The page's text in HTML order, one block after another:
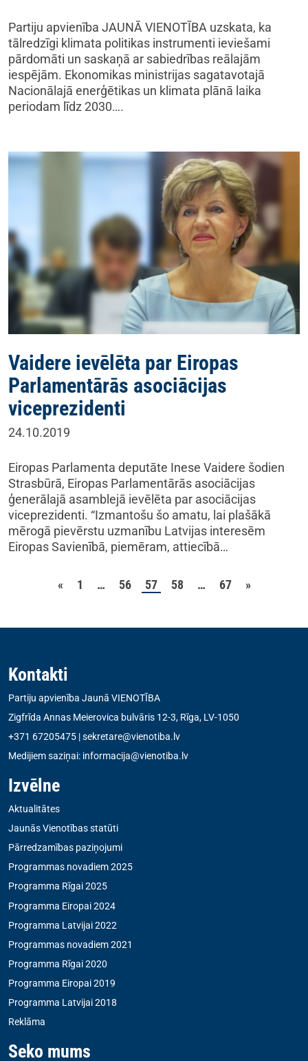
Partiju apvienība JAUNĀ VIENOTĪBA uzskata, ka
tālredzīgi klimata politikas instrumenti ieviešami
pārdomāti un saskaņā ar sabiedrības reālajām
iespējām. Ekonomikas ministrijas sagatavotajā
Nacionālajā enerģētikas un klimata plānā laika
periodam līdz 2030….
Vaidere ievēlēta par Eiropas
Parlamentārās asociācijas
viceprezidenti
24.10.2019
Eiropas Parlamenta deputāte Inese Vaidere šodien
Strasbūrā, Eiropas Parlamentārās asociācijas
ģenerālajā asamblejā ievēlēta par asociācijas
viceprezidenti. “Izmantošu šo amatu, lai plašākā
mērogā pievērstu uzmanību Latvijas interesēm
Eiropas Savienībā, piemēram, attiecībā…
Ziņu numerācija pēc
« 1 … 56 57 58 … 67 »
Kontakti
Partiju apvienība Jaunā VIENOTĪBA
Zigfrīda Annas Meierovica bulvāris 12-3, Rīga, LV-1050
+371 67205475 |sekretare@vienotiba.lv
Medijiem saziņai: informacija@vienotiba.lv
Izvēlne
Aktualitātes
Jaunās Vienotības statūti
Pārredzamības paziņojumi
Programmas novadiem 2025
Programma Rīgai 2025
Programma Eiropai 2024
Programma Latvijai 2022
Programmas novadiem 2021
Programma Rīgai 2020
Programma Eiropai 2019
Programma Latvijai 2018
Reklāma
Seko mums